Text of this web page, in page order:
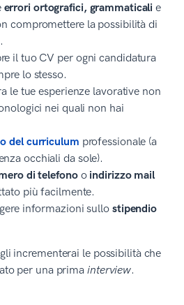
errori ortografici, grammaticali e
compromettere la possibilità di
il tuo CV per ogni candidatura
lo stesso.
le tue esperienze lavorative non
nei quali non hai
del curriculum professionale (a
occhiali da sole).
di telefonoo indirizzo mail
più facilmente.
informazioni sullo stipendio
incrementerai le possibilità che
per una prima interview.